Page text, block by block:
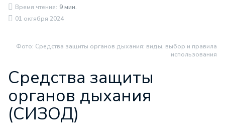
Время чтения: 9 мин.
01 октября 2024
Фото: Средства защиты органов дыхания: виды, выбор и правила
использования
Средства защиты
органов дыхания
(СИЗОД)